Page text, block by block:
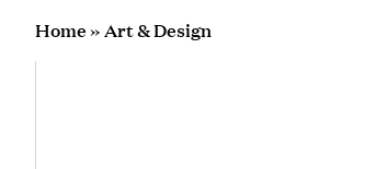
Home»Art & Design